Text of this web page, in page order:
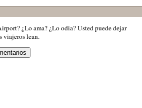
¿Lo ama? ¿Lo odia? Usted puede dejar
viajeros lean.